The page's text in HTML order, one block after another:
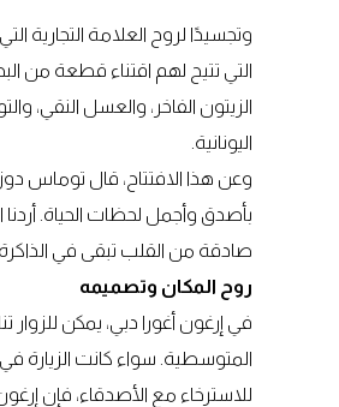
وتجسيدًا لروح العلامة التجارية
التي تتيح لهم اقتناء قطعة من
الزيتون الفاخر، والعسل النقي،
اليونانية.
وعن هذا الافتتاح، قال توماس
بأصدق وأجمل لحظات الحياة.
صادقة من القلب تبقى في
روح المكان وتصميمه
في إرغون أغورا دبي، يمكن
المتوسطية. سواء كانت الزيارة في
للاسترخاء مع الأصدقاء، فإن